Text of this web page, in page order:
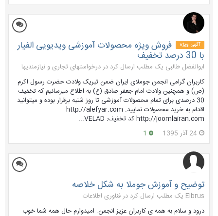
آگهی ویژه فروش ویژه محصولات آموزشی ویدیویی الفیار
با 30 درصد تخفیف
ابوالفضل طالبی یک مطلب ارسال کرد دردرخواستهای تجاری و نیازمندیها
کاربران گرامی انجمن جوملای ایران ضمن تبریک ولادت حضرت رسول اکرم
(ص) و همچنین ولادت امام جعفر صادق (ع) به اطلاع میرسانیم که تخفیف
30 درصدی برای تمام محصولات آموزشی تا روز شنبه برقرار بوده و میتوانید
اقدام به خرید محصولات نمایید. http://alefyar.com
http://joomlairan.com کد تخفیف: VELAD...
24 آذر 1395
توضیح و آموزش جوملا به شکل خلاصه
Elbrus یک مطلب ارسال کرد در
فناوری اطلاعات
درود و سلام به همه ی کاربران عزیز انجمن. امیدوارم حال همه شما خوب